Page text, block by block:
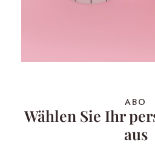
ABO
Wählen Sie Ihr
aus